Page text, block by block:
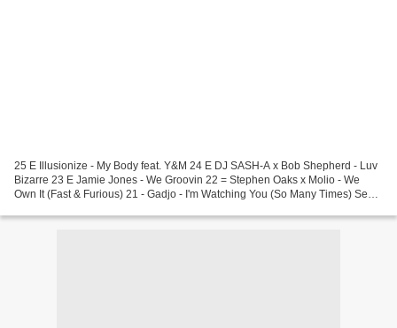
25 E Illusionize - My Body feat. Y&M 24 E DJ SASH-A x Bob Shepherd - Luv
Bizarre 23 E Jamie Jones - We Groovin 22 = Stephen Oaks x Molio - We
Own It (Fast & Furious) 21 - Gadjo - I'm Watching You (So Many Times) Sean